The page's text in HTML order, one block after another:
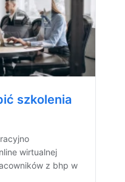
szkolenia
wirtualnej
z bhp w